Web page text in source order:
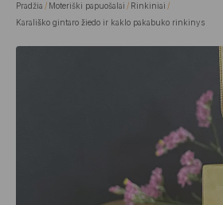
Pradžia Moteriški papuošalai
Rinkiniai
Karališko gintaro žiedo ir kaklo pakabuko rinkinys